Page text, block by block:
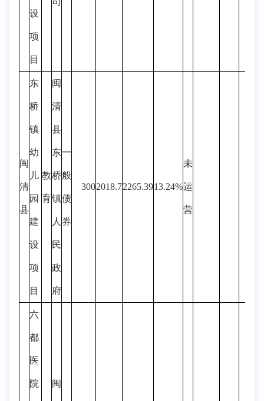
设
项
目
闽
清
县
东
桥
镇
幼
儿
园
建
设
项
目
教
育
闽
清
县
东
桥
镇
人
民
政
府
一
般
债
券
3002018.72265.3913.24%
未
运
营
六
都
医
院 闽